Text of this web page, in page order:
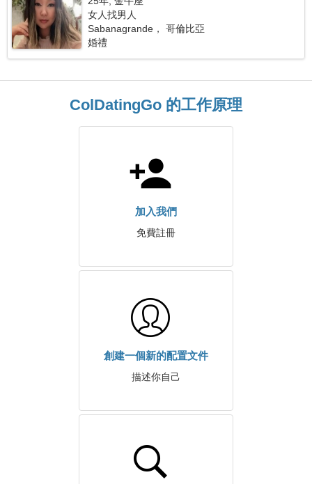
女人找男人
Sabanagrande， 哥倫比亞
婚禮
ColDatingGo 的工作原理
加入我們
免費註冊
創建一個新的配置文件
描述你自己